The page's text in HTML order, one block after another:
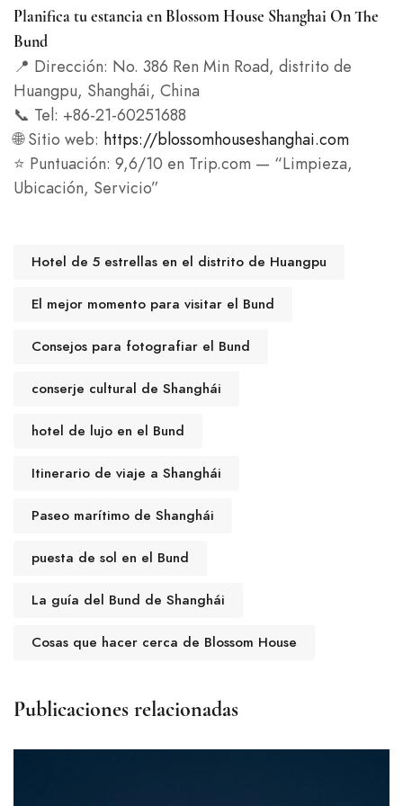
Planifica tu estancia en Blossom House Shanghai On The
Bund
📍 Dirección: No. 386 Ren Min Road, distrito de
Huangpu, Shanghái, China
📞 Tel: +86-21-60251688
🌐 Sitio web: https://blossomhouseshanghai.com
⭐ Puntuación: 9,6/10 en Trip.com — “Limpieza,
Ubicación, Servicio”
Hotel de 5 estrellas en el distrito de Huangpu
El mejor momento para visitar el Bund
Consejos para fotografiar el Bund
conserje cultural de Shanghái
hotel de lujo en el Bund
Itinerario de viaje a Shanghái
Paseo marítimo de Shanghái
puesta de sol en el Bund
La guía del Bund de Shanghái
Cosas que hacer cerca de Blossom House
Publicaciones relacionadas